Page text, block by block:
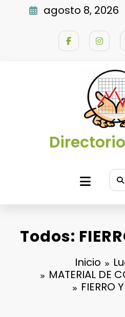
agosto 8, 2026
Todos:
Inicio
MATERIAL DE
FIERRO